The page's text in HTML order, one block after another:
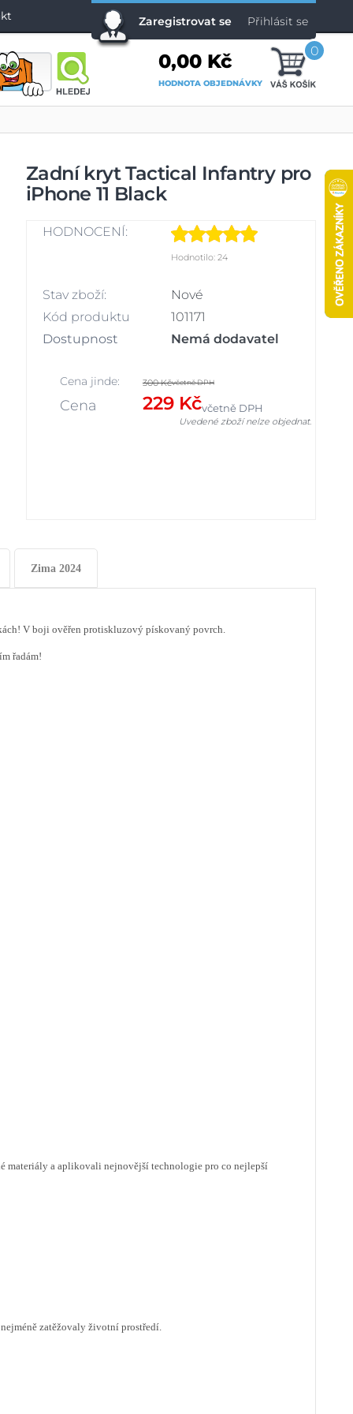
Zaregistrovat se Přihlásit se
0,00 Kč
HODNOTA OBJEDNÁVKY
0
Zadní kryt Tactical Infantry pro
iPhone 11 Black
HODNOCENÍ:
Hodnotilo: 24
Stav zboží:
Nové
Kód produktu
101171
Dostupnost
Nemá dodavatel
Cena jinde: 300 Kčvčetně DPH
Cena 229 Kčvčetně DPH
Uvedené zboží nelze objednat.
Zima 2024
V boji ověřen protiskluzový pískovaný povrch.
řadám!
materiály a aplikovali nejnovější technologie pro co nejlepší
zatěžovaly životní prostředí.